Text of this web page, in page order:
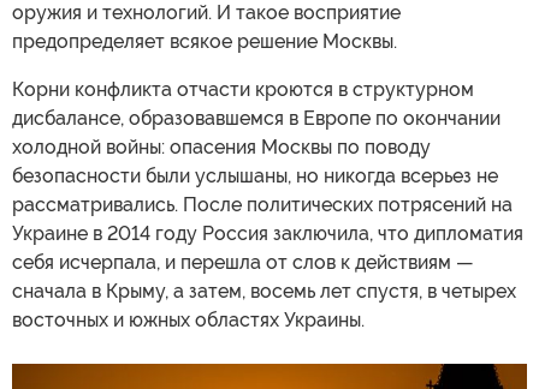
оружия и технологий. И такое восприятие
предопределяет всякое решение Москвы.
Корни конфликта отчасти кроются в структурном
дисбалансе, образовавшемся в Европе по окончании
холодной войны: опасения Москвы по поводу
безопасности были услышаны, но никогда всерьез не
рассматривались. После политических потрясений на
Украине в 2014 году Россия заключила, что дипломатия
себя исчерпала, и перешла от слов к действиям —
сначала в Крыму, а затем, восемь лет спустя, в четырех
восточных и южных областях Украины.